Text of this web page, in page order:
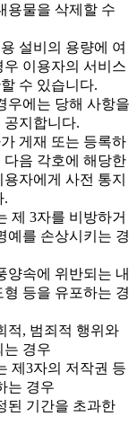
용물을 삭제할 수
설비의 용량에 여
이용자의 서비스
수 있습니다.
우에는 당해 사항을
지합니다.
게재 또는 등록하
음 각호에 해당한
자에게 사전 통지
.
제 3자를 비방하거
예를 손상시키는 경
양속에 위반되는 내
등을 유포하는 경
적, 범죄적 행위와
는 경우
제3자의 저작권 등
는 경우
된 기간을 초과한